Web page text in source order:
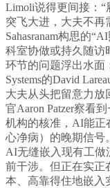
Limoli说得更间接：
突飞大进，大夫不再
Sahasranam构思的
科室协做或持久随访
环节的问题浮出水面
Systems的David
大夫从头把留意力放
官Aaron Patzer察看
机构的核准，AI能正
心净病）的晚期信号
AI无缝嵌入现有工做
前干涉。但正在实正
本、高靠得住地嵌入